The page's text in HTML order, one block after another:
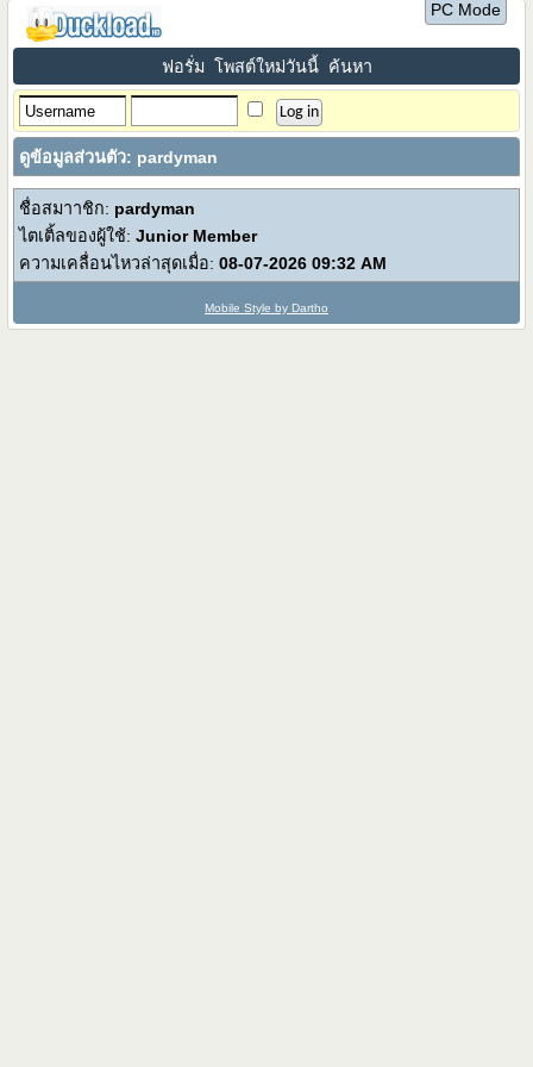
PC Mode
ฟอรั่ม โพสต์ใหม่วันนี้ ค้นหา
ดูข้อมูลส่วนตัว: pardyman
ชื่อสมาาชิก: pardyman
ไตเติ้ลของผู้ใช้:Junior Member
ความเคลื่อนไหวล่าสุดเมื่อ: 08-07-202609:32 AM
Mobile Style by Dartho